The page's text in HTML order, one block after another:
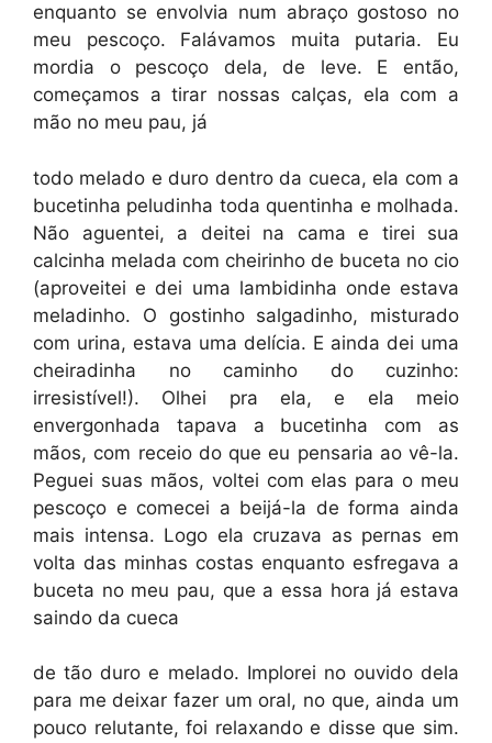
enquanto se envolvia num abraço gostoso no
meu pescoço. Falávamos muita putaria. Eu
mordia o pescoço dela, de leve. E então,
começamos a tirar nossas calças, ela com a
mão no meu pau, já
todo melado e duro dentro da cueca, ela com a
bucetinha peludinha toda quentinha e molhada.
Não aguentei, a deitei na cama e tirei sua
calcinha melada com cheirinho de buceta no cio
(aproveitei e dei uma lambidinha onde estava
meladinho. O gostinho salgadinho, misturado
com urina, estava uma delícia. E ainda dei uma
cheiradinha no caminho do cuzinho:
irresistível!). Olhei pra ela, e ela meio
envergonhada tapava a bucetinha com as
mãos, com receio do que eu pensaria ao vê-la.
Peguei suas mãos, voltei com elas para o meu
pescoço e comecei a beijá-la de forma ainda
mais intensa. Logo ela cruzava as pernas em
volta das minhas costas enquanto esfregava a
buceta no meu pau, que a essa hora já estava
saindo da cueca
de tão duro e melado. Implorei no ouvido dela
para me deixar fazer um oral, no que, ainda um
pouco relutante, foi relaxando e disse que sim.